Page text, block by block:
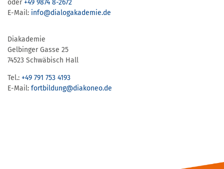
oder+49 9874 8-2672
E-Mail: info@dialogakademie.de
Diakademie
Gelbinger Gasse 25
74523 Schwäbisch Hall
Tel.: +49 791 753 4193
E-Mail: fortbildung@diakoneo.de